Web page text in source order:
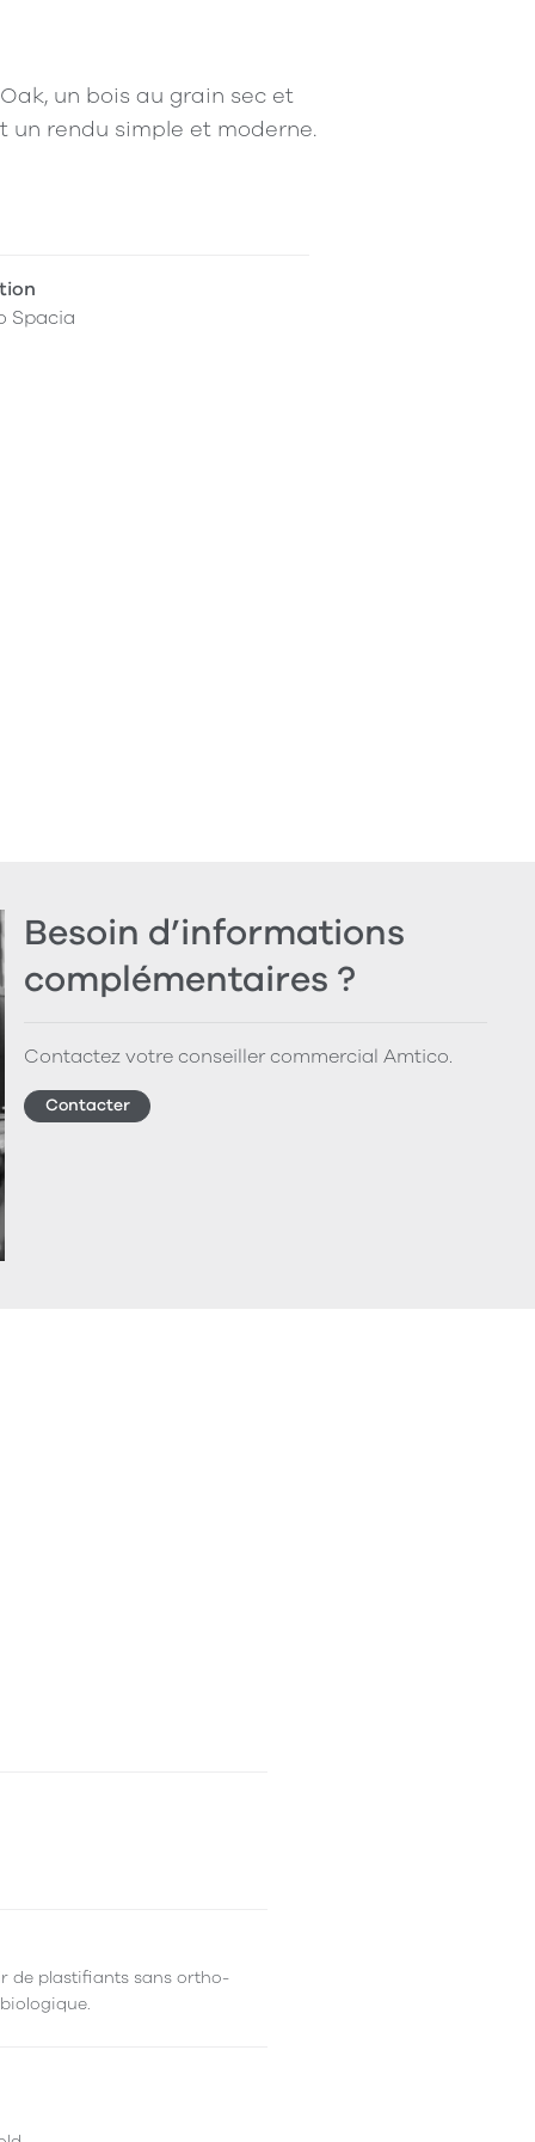
un bois au grain sec et
un rendu simple et moderne.
Spacia
Besoin d’informations
complémentaires ?
Contactez votre conseiller commercial Amtico.
Contacter
de plastifiants sans ortho-